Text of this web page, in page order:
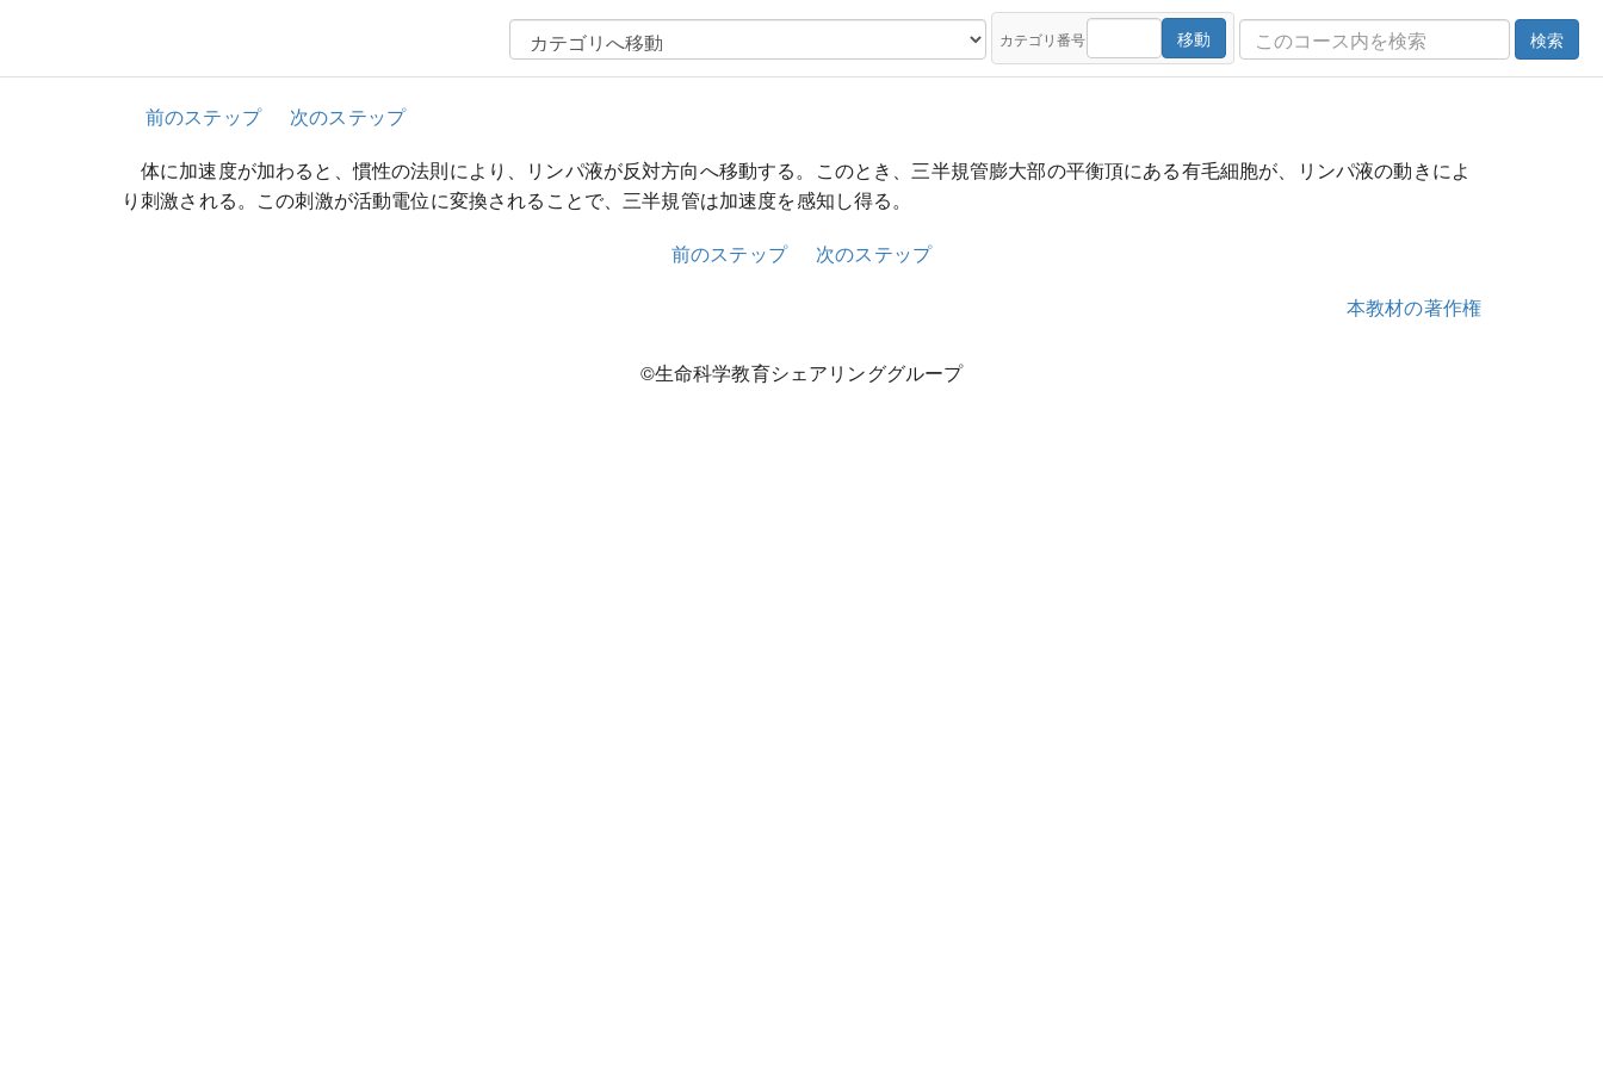
カテゴリ番号 移動 検索
前のステップ
次のステップ
体に加速度が加わると、慣性の法則により、リンパ液が反対方向へ移動する。このとき、三半規管膨大部の平衡頂にある有毛細胞が、リンパ液の動きによ
り刺激される。この刺激が活動電位に変換されることで、三半規管は加速度を感知し得る。
前のステップ
次のステップ
本教材の著作権
©生命科学教育シェアリンググループ